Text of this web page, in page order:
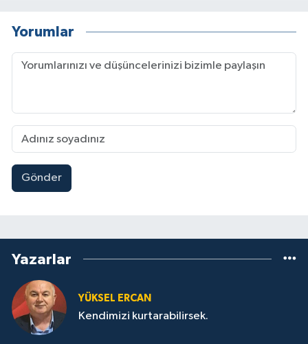
Yorumlar
Gönder
Yazarlar
YÜKSEL ERCAN
Kendimizi kurtarabilirsek.